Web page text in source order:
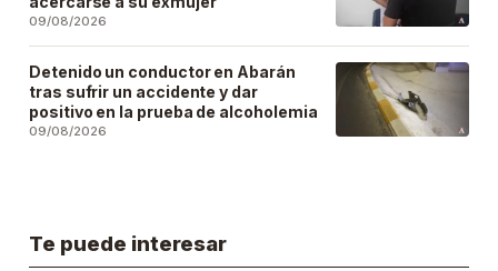
09/08/2026
Detenido un conductor en Abarán
tras sufrir un accidente y dar
positivo en la prueba de alcoholemia
09/08/2026
Te puede interesar